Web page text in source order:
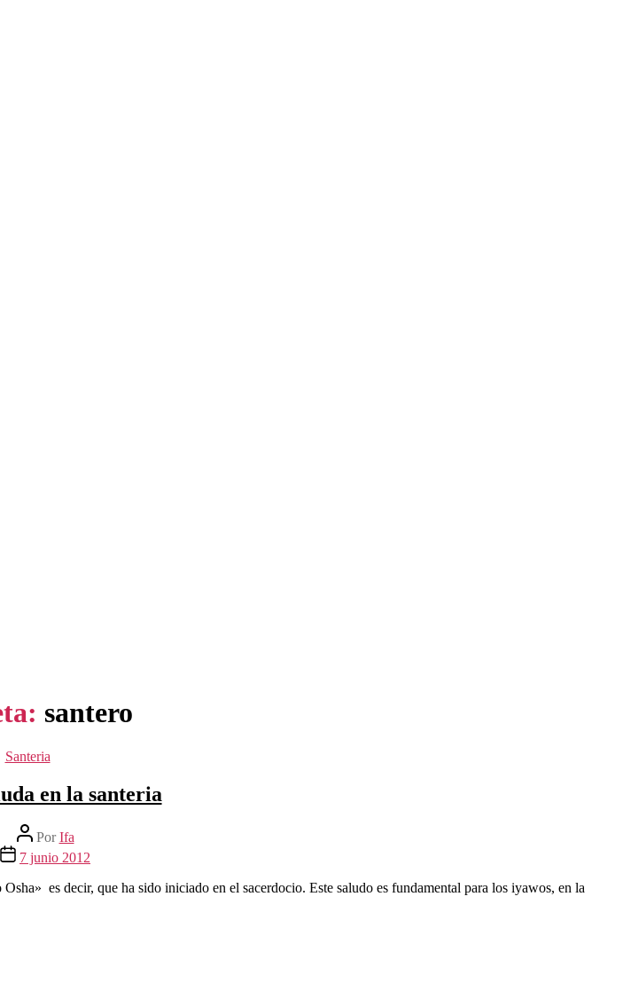
santero
Categorías
Santeria
en la santeria
Autor
de
la
PorIfa
Fecha
la
7 junio 2012
es decir, que ha sido iniciado en el sacerdocio. Este saludo es fundamental para los iyawos, en la